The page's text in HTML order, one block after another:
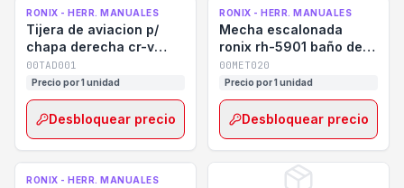
RONIX - HERR. MANUALES
Tijera de aviacion p/
chapa derecha cr-v
ronix rh-3905
00TAD001
Precio por 1 unidad
Desbloquear precio
RONIX - HERR. MANUALES
Mecha escalonada
ronix rh-5901 baño de
titanio 4-20mm
00MET020
Precio por 1 unidad
Desbloquear precio
RONIX - HERR. MANUALES